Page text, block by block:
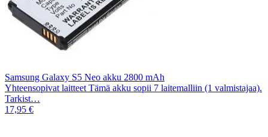
Samsung Galaxy S5 Neo akku 2800 mAh
Yhteensopivat laitteet Tämä akku sopii 7 laitemalliin (1 valmistajaa).
Tarkist…
17,95 €